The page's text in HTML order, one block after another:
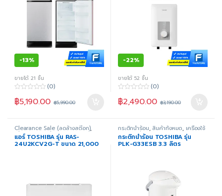
-13%
ขายได้ 21 ชิ้น
o
u
f
5
(0)
฿5,190.00 ฿5,990.00
-22%
ขายได้ 52 ชิ้น
o
u
5
(0)
฿2,490.00 ฿3,190.00
Clearance Sale (ลดล้างสต๊อก),
Clearance Sale 2022,ติดผนัง
สินค้าทั้งหมด,เครื่องใช้ไฟฟ้าภายใน
บ้าน,แอร์
แอร์ TOSHIBA รุ่น RAS-
24U2KCV2G-T ขนาด 21,000
กระติกน้ำร้อน, สินค้าทั้งหมด, เครื่องใช้
ไฟฟ้าในครัว
กระติกน้ำร้อน TOSHIBA รุ่น
PLK-G33ESB 3.3 ลิตร